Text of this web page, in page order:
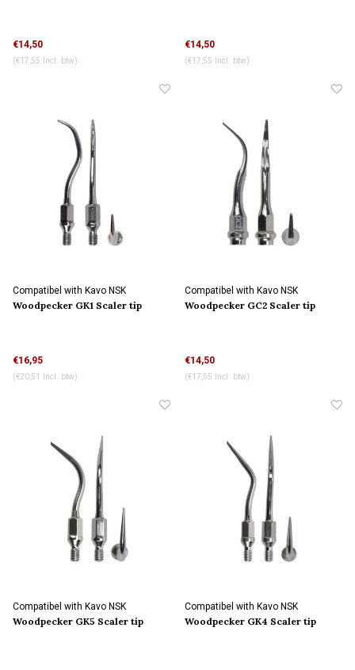
€14,50
(€17,55 Incl. btw)
€14,50
(€17,55 Incl. btw)
Compatibel with Kavo NSK
connection
Woodpecker GK1 Scaler tip
€16,95
(€20,51 Incl. btw)
Compatibel with Kavo NSK
connection
Woodpecker GC2 Scaler tip
€14,50
(€17,55 Incl. btw)
Compatibel with Kavo NSK
connection
Woodpecker GK5 Scaler tip
Compatibel with Kavo NSK
connection
Woodpecker GK4 Scaler tip